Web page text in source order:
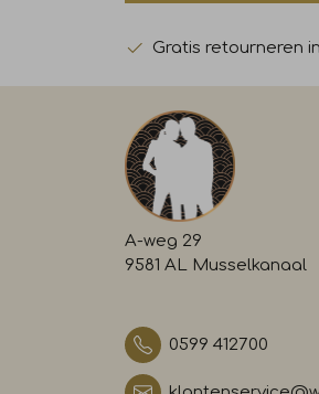
Gratis retourneren
A-weg 29
9581 AL Musselkanaal
0599 412700